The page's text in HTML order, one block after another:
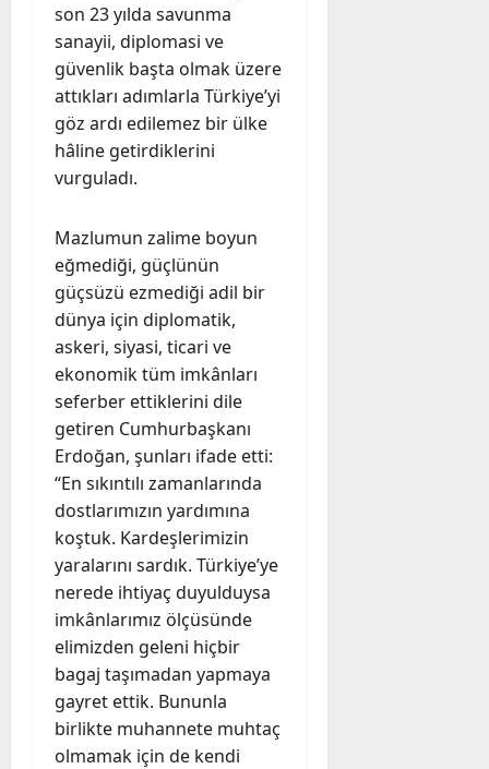
son 23 yılda savunma
sanayii, diplomasi ve
güvenlik başta olmak üzere
attıkları adımlarla Türkiye’yi
göz ardı edilemez bir ülke
hâline getirdiklerini
vurguladı.
Mazlumun zalime boyun
eğmediği, güçlünün
güçsüzü ezmediği adil bir
dünya için diplomatik,
askeri, siyasi, ticari ve
ekonomik tüm imkânları
seferber ettiklerini dile
getiren Cumhurbaşkanı
Erdoğan, şunları ifade etti:
“En sıkıntılı zamanlarında
dostlarımızın yardımına
koştuk. Kardeşlerimizin
yaralarını sardık. Türkiye’ye
nerede ihtiyaç duyulduysa
imkânlarımız ölçüsünde
elimizden geleni hiçbir
bagaj taşımadan yapmaya
gayret ettik. Bununla
birlikte muhannete muhtaç
olmamak için de kendi